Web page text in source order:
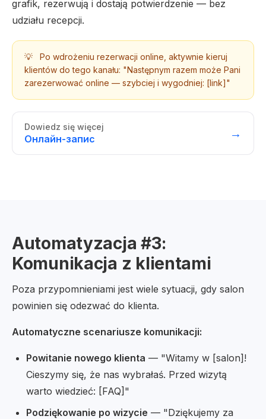
grafik, rezerwują i dostają potwierdzenie — bez
udziału recepcji.
💡
Po wdrożeniu rezerwacji online, aktywnie kieruj
klientów do tego kanału: "Następnym razem może Pani
zarezerwować online — szybciej i wygodniej: [link]"
Dowiedz się więcej
Онлайн-запис →
Automatyzacja #3:
Komunikacja z klientami
Poza przypomnieniami jest wiele sytuacji, gdy salon
powinien się odezwać do klienta.
Automatyczne scenariusze komunikacji:
Powitanie nowego klienta — "Witamy w [salon]!
Cieszymy się, że nas wybrałaś. Przed wizytą
warto wiedzieć: [FAQ]"
Podziękowanie po wizycie — "Dziękujemy za